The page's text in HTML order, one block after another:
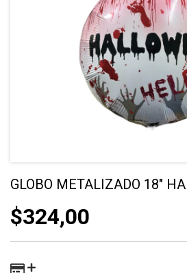
GLOBO METALIZADO 18"
$324,00